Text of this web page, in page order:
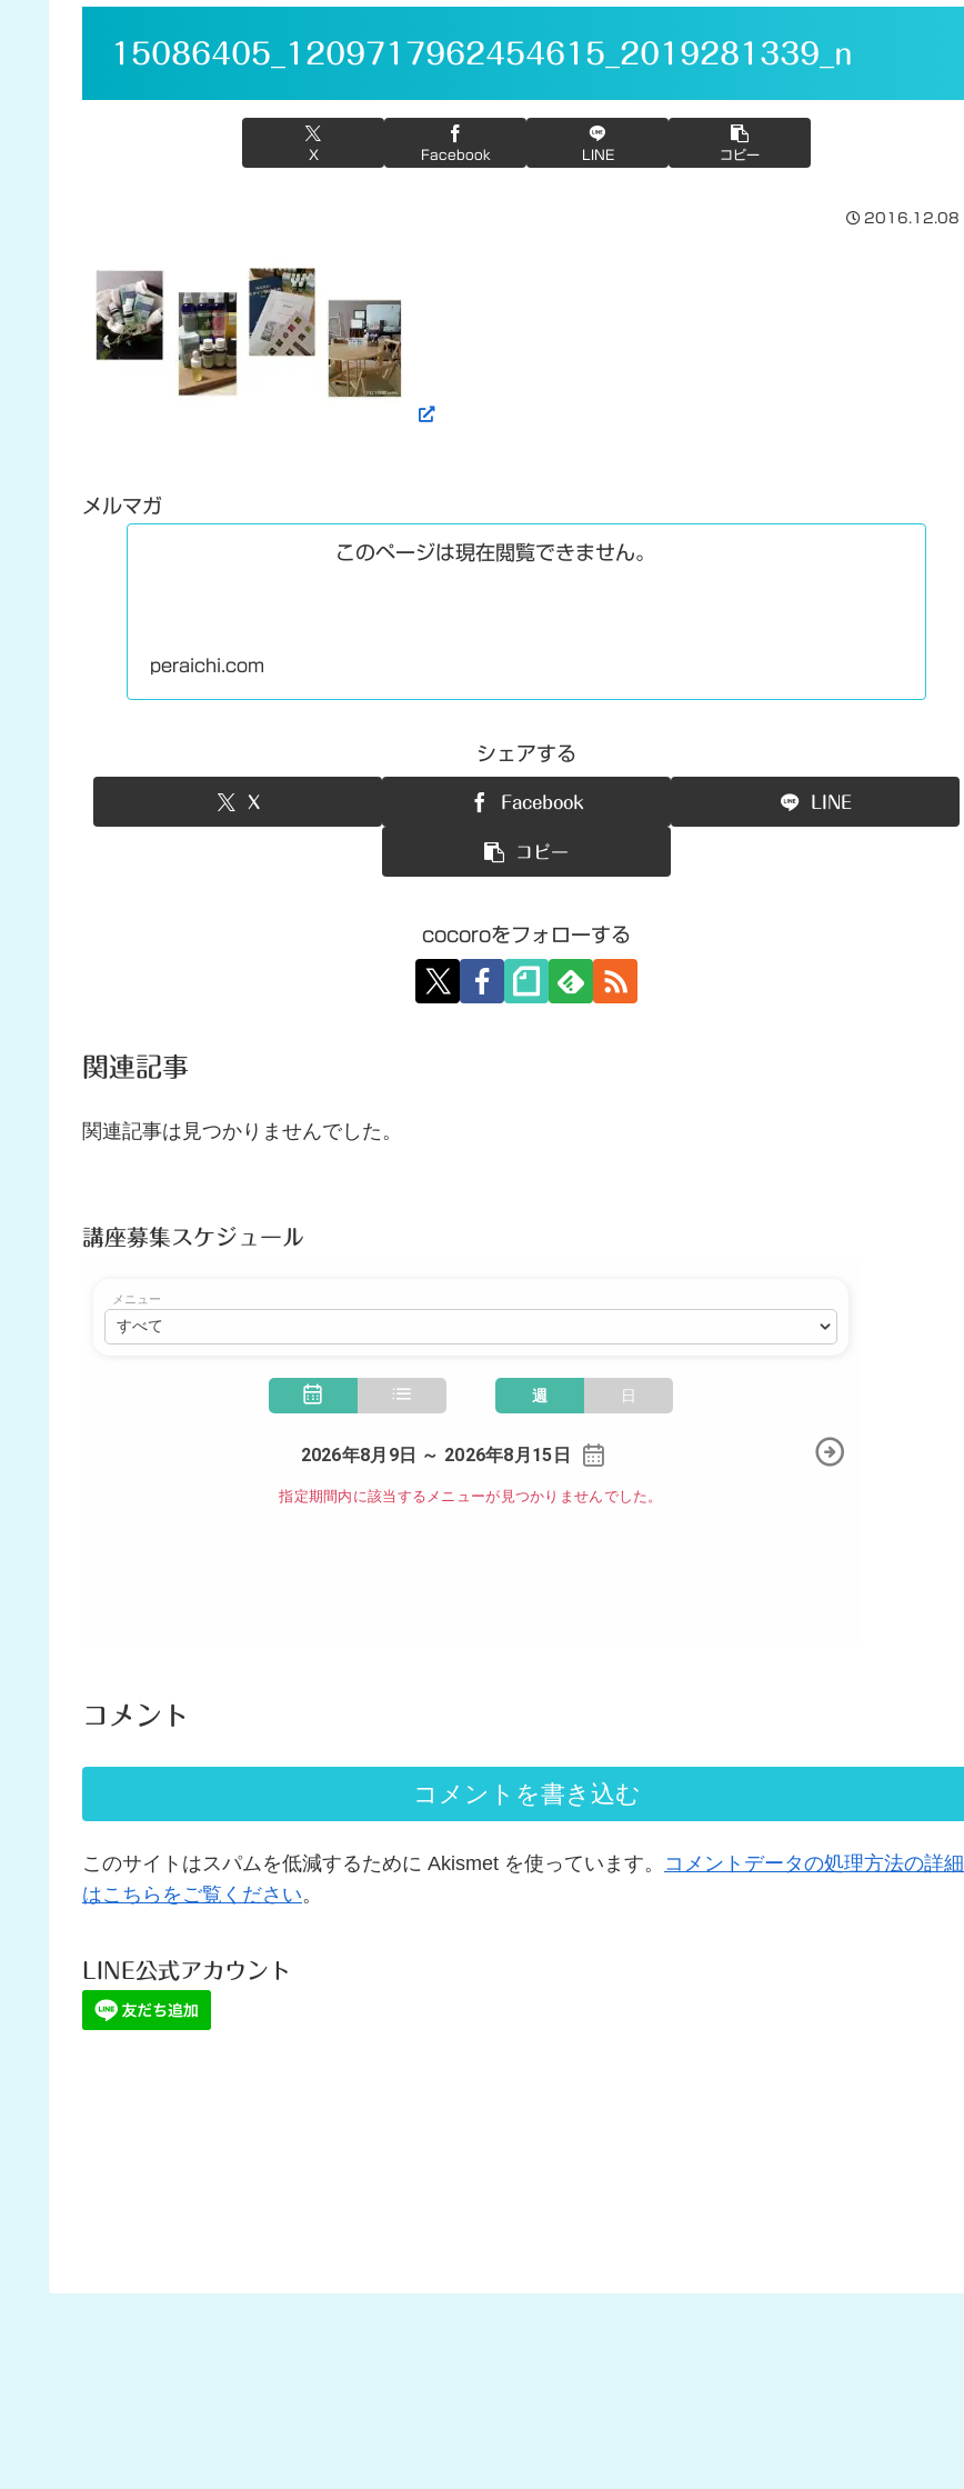
15086405_1209717962454615_2019281339_n
X Facebook LINE コピー
2016.12.08
メルマガ
このページは現在閲覧できません。
peraichi.com
シェアする
X Facebook LINE
コピー
cocoroをフォローする
関連記事
関連記事は見つかりませんでした。
講座募集スケジュール
コメント
コメントを書き込む
このサイトはスパムを低減するために Akismet を使っています。 コメントデータの処理方法の詳細
はこちらをご覧ください。
LINE公式アカウント